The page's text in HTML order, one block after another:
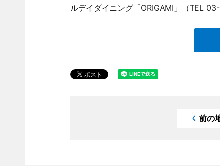
ルデイダイニング「ORIGAMI」（TEL
前の